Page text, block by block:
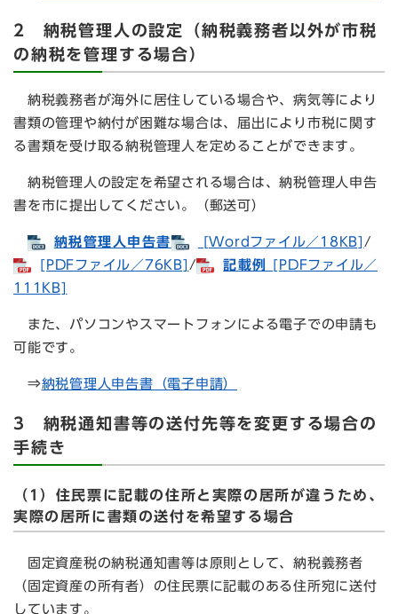
2 納税管理人の設定（納税義務者以外が市税
の納税を管理する場合）
納税義務者が海外に居住している場合や、病気等により
書類の管理や納付が困難な場合は、届出により市税に関す
る書類を受け取る納税管理人を定めることができます。
納税管理人の設定を希望される場合は、納税管理人申告
書を市に提出してください。（郵送可）
納税管理人申告書 [Wordファイル／18KB] /
[PDFファイル／76KB] / 記載例
[PDFファイル／
111KB]
また、パソコンやスマートフォンによる電子での申請も
可能です。
⇒納税管理人申告書（電子申請）
3 納税通知書等の送付先等を変更する場合の
手続き
（1）住民票に記載の住所と実際の居所が違うため、
実際の居所に書類の送付を希望する場合
固定資産税の納税通知書等は原則として、納税義務者
（固定資産の所有者）の住民票に記載のある住所宛に送付
しています。